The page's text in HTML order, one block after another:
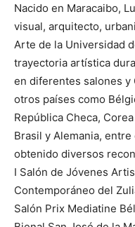
Nacido en Maracaibo,
visual, arquitecto,
Arte de la Universidad
trayectoria artística
en diferentes salones y
otros países como
República Checa,
Brasil y Alemania,
obtenido diversos
I Salón de Jóvenes
Contemporáneo del
Salón Prix Mediatine